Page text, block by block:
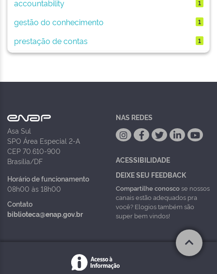
accountability
1
gestão do conhecimento 1
prestação de contas 1
Asa Sul
SPO Área Especial 2-A
CEP 70.610-900
Brasília/DF
Horário de funcionamento
08h00 às 18h00
Contato
biblioteca@enap.gov.br
NAS REDES
ACESSIBILIDADE
DEIXE SEU FEEDBACK
Compartilhe conoscose nossos
canais estão adequados pra
você? Elogios também são
super bem vindos!